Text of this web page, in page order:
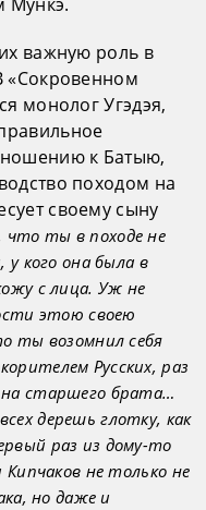
важную роль в
«Сокровенном
монолог Угэдэя,
к Батыю,
походом на
своему сыну
что ты в походе не
кого она была в
с лица. Уж не
этою своею
ты возомнил себя
Русских, раз
старшего брата…
дерешь глотку, как
раз из дому-то
не только не
но даже и